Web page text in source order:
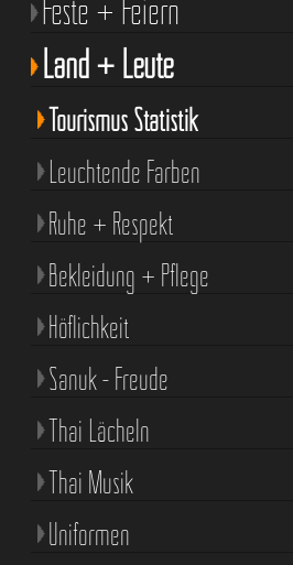
Feste + Feiern
Land + Leute
Tourismus Statistik
Leuchtende Farben
Ruhe + Respekt
Bekleidung + Pflege
Höflichkeit
Sanuk - Freude
Thai Lächeln
Thai Musik
Uniformen